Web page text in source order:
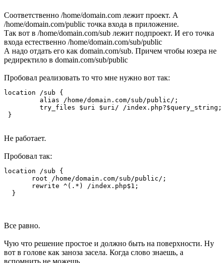
Соответственно /home/domain.com лежит проект. А
/home/domain.com/public точка входа в приложение.
Так вот в /home/domain.com/sub лежит подпроект. И его точка
входа естественно /home/domain.com/sub/public
А надо отдать его как domain.com/sub. Причем чтобы юзера не
редиректило в domain.com/sub/public
Пробовал реализовать то что мне нужно вот так:
location /sub {
         alias /home/domain.com/sub/public/;
         try_files $uri $uri/ /index.php?$query_string;
}
Не работает.
Пробовал так:
location /sub {
       root /home/domain.com/sub/public/;
       rewrite ^(.*) /index.php$1;
  }
Все равно.
Чую что решение простое и должно быть на поверхности. Ну
вот в голове как заноза засела. Когда слово знаешь, а